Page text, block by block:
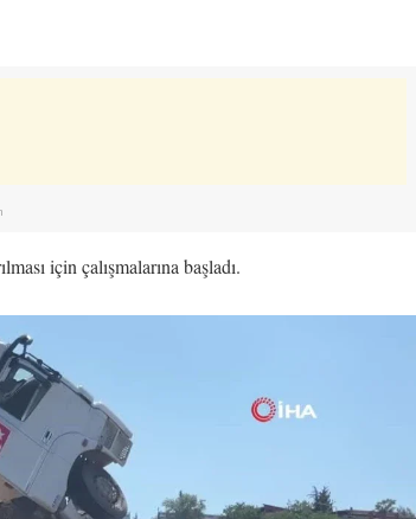
için çalışmalarına başladı.